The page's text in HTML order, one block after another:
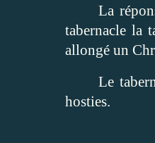
La
tabernacle la
allongé un
Le
hosties.